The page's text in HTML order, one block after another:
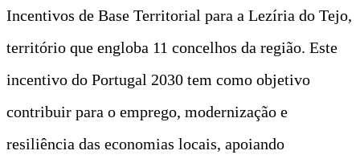
Incentivos de Base Territorial para a Lezíria do Tejo,
território que engloba 11 concelhos da região. Este
incentivo do Portugal 2030 tem como objetivo
contribuir para o emprego, modernização e
resiliência das economias locais, apoiando